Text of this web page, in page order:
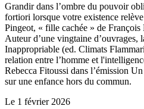
Grandir dans l’ombre du pouvoir
fortiori lorsque votre existence
Pingeot, « fille cachée » de
Auteur d’une vingtaine d’ouvrages,
Inappropriable (ed. Climats
relation entre l’homme et
Rebecca Fitoussi dans l’émission
sur une enfance hors du commun.
Le 1 février 2026